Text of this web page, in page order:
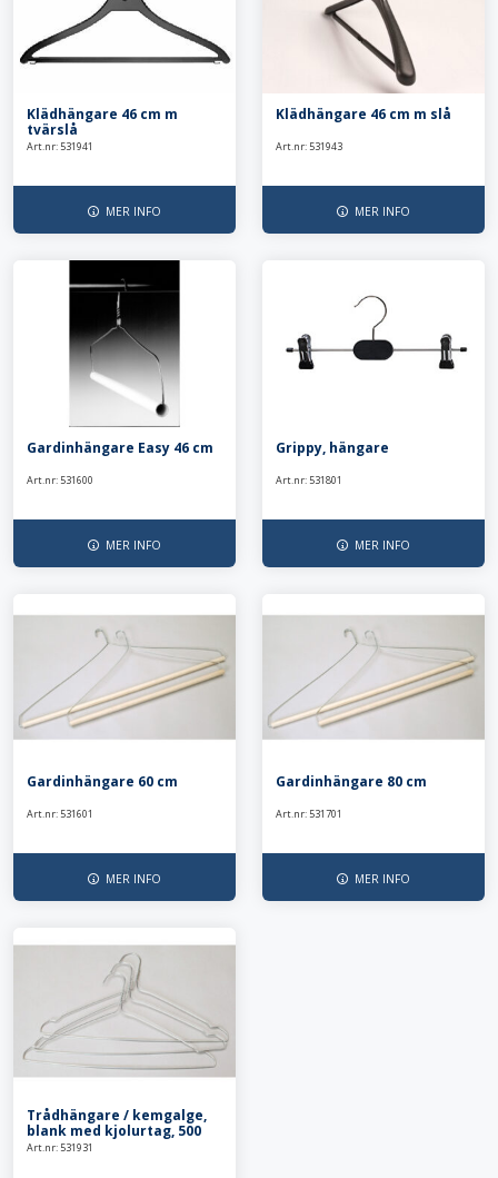
Klädhängare 46 cm m
tvärslå
Art.nr: 531941
MER INFO
Klädhängare 46 cm m slå
Art.nr: 531943
MER INFO
Gardinhängare Easy 46 cm
Art.nr: 531600
MER INFO
Grippy, hängare
Art.nr: 531801
MER INFO
Gardinhängare 60 cm
Art.nr: 531601
MER INFO
Gardinhängare 80 cm
Art.nr: 531701
MER INFO
Trådhängare / kemgalge,
blank med kjolurtag, 500
st.
Art.nr: 531931